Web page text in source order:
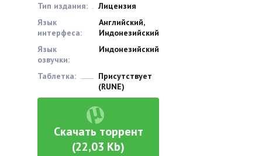
Тип издания:
Лицензия
Язык
интерфеса:
Английский,
Индонезийский
Язык
озвучки:
Индонезийский
Таблетка:
Присутствует
(RUNE)
Скачать торрент
(22,03 Kb)